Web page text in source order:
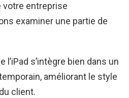
votre entreprise
examiner une partie de
l’iPad s’intègre bien dans un
améliorant le style
client.